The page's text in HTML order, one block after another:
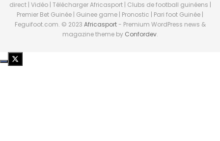
direct | Vidéo | Télécharger Africasport | Clubs de football guinéens |
Premier Bet Guinée | Guinee game | Pronostic | Pari foot Guinée |
Feguifoot.com. © 2023 Africasport- Premium WordPress news &
magazine theme by Confordev.